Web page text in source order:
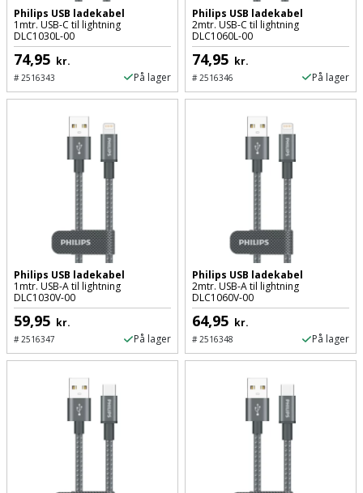
Værktøjskasse
og
opbevaring
Slagboremaskine
Slagnøgle
Slagnøgletilbehør
Slagskruetrækker
Slibemaskine
Sømpistol
Sømpistoltilbehør
Spånsuger
Stiftepistol
Stiksav
Stiksavsklinge
Støvblæser
Støvsugertilbehør
Tørrestativ
Trappevanger
Udebruser
Varmepumpeskjuler
gardin
Philips USB ladekabel
1mtr. USB-C til lightning
DLC1030L-00
74,95 kr.
#2516343 På lager
Philips USB ladekabel
2mtr. USB-C til lightning
DLC1060L-00
74,95 kr.
#2516346 På lager
Philips USB ladekabel
1mtr. USB-A til lightning
DLC1030V-00
59,95 kr.
#2516347 På lager
Philips USB ladekabel
2mtr. USB-A til lightning
DLC1060V-00
64,95 kr.
#2516348 På lager